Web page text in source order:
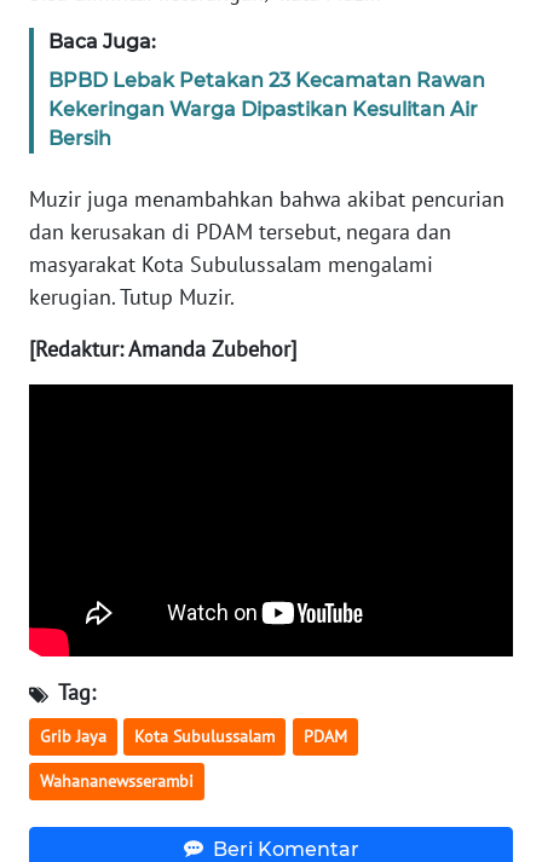
Baca Juga:
BPBD Lebak Petakan 23 Kecamatan Rawan
Kekeringan Warga Dipastikan Kesulitan Air
Bersih
Muzir juga menambahkan bahwa akibat pencurian
dan kerusakan di PDAM tersebut, negara dan
masyarakat Kota Subulussalam mengalami
kerugian. Tutup Muzir.
[Redaktur: Amanda Zubehor]
Tag:
Grib Jaya Kota Subulussalam PDAM
Wahananewsserambi
Beri Komentar
JAMBI
WN
NTB
SULTENG
SUMBAR
WN
SUMSEL
WN
BENGKULU